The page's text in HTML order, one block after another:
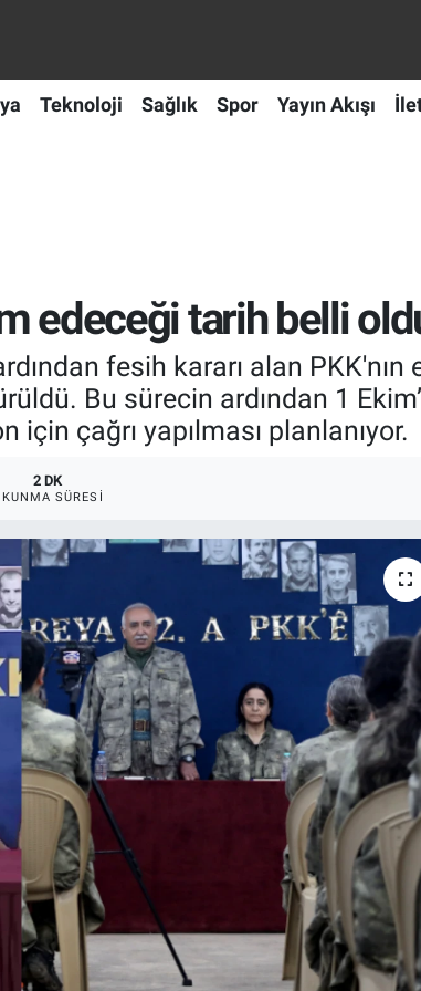
Teknoloji Sağlık Spor Yayın Akışı
edeceği tarih belli
fesih kararı alan PKK'nın
Bu sürecin ardından 1
çağrı yapılması planlanıyor.
2 DK
SÜRESI